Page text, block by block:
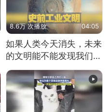
8.6万 次播放 04:05
如果人类今天消失，未来
的文明能不能发现我们存
在过？